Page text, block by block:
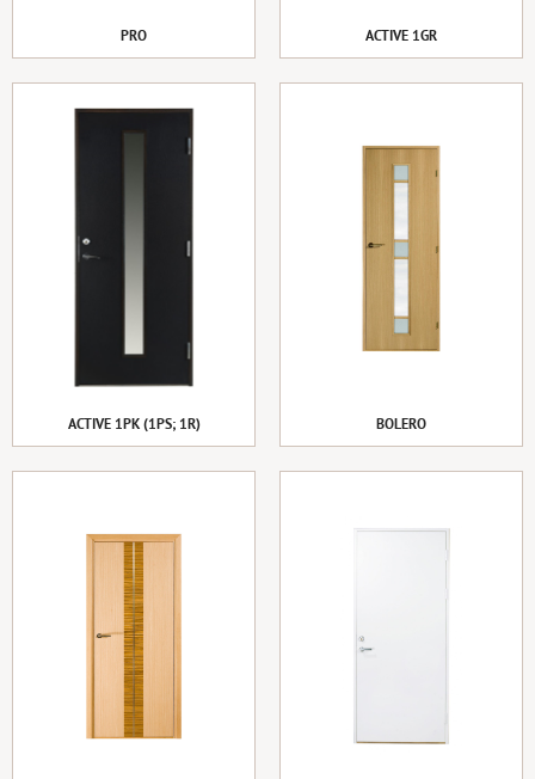
PRO ACTIVE 1GR
ACTIVE 1PK (1PS; 1R) BOLERO